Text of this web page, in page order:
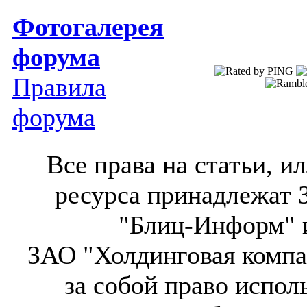
Фотогалерея
форума
Правила
форума
Все права на статьи,
ресурса
"Блиц-Информ"
ЗАО "Холдинговая
за собой право